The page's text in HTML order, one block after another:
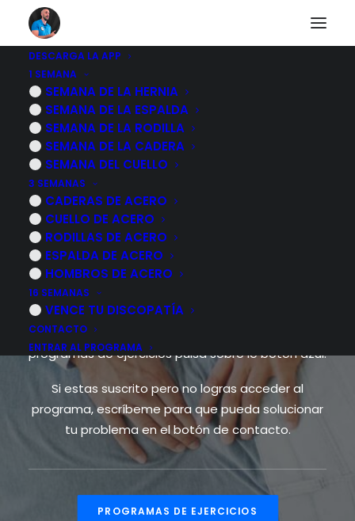
DESCARGA LA APP
1 SEMANA
SEMANA DE LA HERNIA
SEMANA DE LA ESPALDA
SEMANA DE LA RODILLA
SEMANA DE LA CADERA
SEMANA DEL CUELLO
3 SEMANAS
CADERAS DE ACERO
CUELLO DE ACERO
RODILLAS DE ACERO
ESPALDA DE ACERO
HOMBROS DE ACERO
16 SEMANAS
VENCE TU DISCOPATÍA
CONTACTO
ENTRAR AL PROGRAMA
No puedes acceder a
este contenido
Desgraciadamente el contenido al que quieres
acceder es exclusivo para nuestros suscriptores.
Si ya eres suscriptor de alguno de los programas
de rehabilitación inicia sesión identificándote a
Si quieres obtener información sobre mis
programas de ejercicios pulsa sobre le botón azul.
Si estas suscrito pero no logras acceder al
programa, escríbeme para que pueda solucionar
tu problema en el botón de contacto.
PROGRAMAS DE EJERCICIOS